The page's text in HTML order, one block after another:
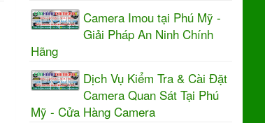
Camera Imou tại Phú Mỹ -
Giải Pháp An Ninh Chính
Hãng
Dịch Vụ Kiểm Tra & Cài Đặt
Camera Quan Sát Tại Phú
Mỹ - Cửa Hàng Camera